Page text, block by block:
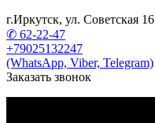
г.Иркутск, ул. Советская 16
✆ 62-22-47
+79025132247
(WhatsApp, Viber, Telegram)
Заказать звонок